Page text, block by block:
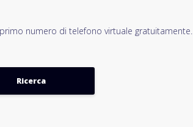
numero di telefono virtuale gratuitamente.